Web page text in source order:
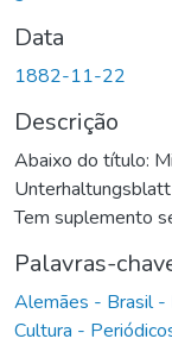
Data
1882-11-22
Descrição
Abaixo do título:
Unterhaltungsblatt
Tem suplemento
Palavras-
Alemães - Brasil -
Cultura -